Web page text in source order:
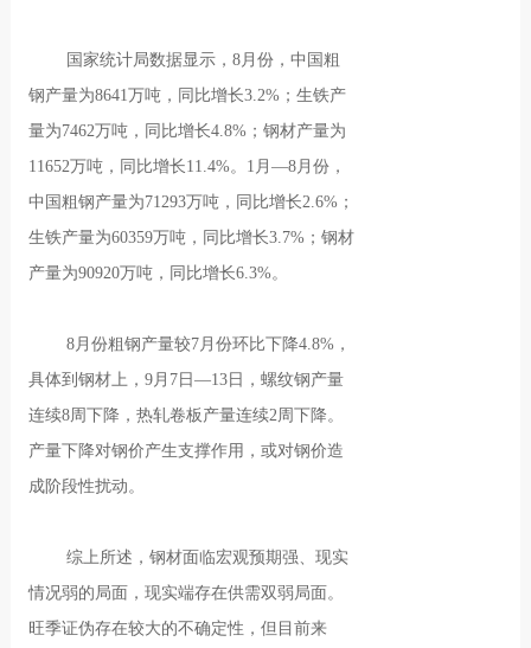
国家统计局数据显示，8月份，中国粗
钢产量为8641万吨，同比增长3.2%；生铁产
量为7462万吨，同比增长4.8%；钢材产量为
11652万吨，同比增长11.4%。1月—8月份，
中国粗钢产量为71293万吨，同比增长2.6%；
生铁产量为60359万吨，同比增长3.7%；钢材
产量为90920万吨，同比增长6.3%。
8月份粗钢产量较7月份环比下降4.8%，
具体到钢材上，9月7日—13日，螺纹钢产量
连续8周下降，热轧卷板产量连续2周下降。
产量下降对钢价产生支撑作用，或对钢价造
成阶段性扰动。
综上所述，钢材面临宏观预期强、现实
情况弱的局面，现实端存在供需双弱局面。
旺季证伪存在较大的不确定性，但目前来